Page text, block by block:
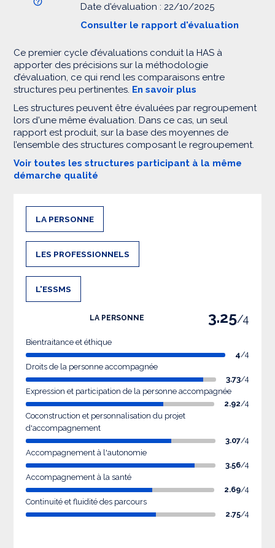
Date d'évaluation : 22/10/2025
Consulter le rapport d'évaluation
Ce premier cycle d’évaluations conduit la HAS à
apporter des précisions sur la méthodologie
d’évaluation, ce qui rend les comparaisons entre
structures peu pertinentes. En savoir plus
Les structures peuvent être évaluées par regroupement
lors d'une même évaluation. Dans ce cas, un seul
rapport est produit, sur la base des moyennes de
l’ensemble des structures composant le regroupement.
Voir toutes les structures participant à la même
démarche qualité
LA PERSONNE
LES PROFESSIONNELS
L'ESSMS
LA PERSONNE 3.25/4
Bientraitance et éthique
4/4
Droits de la personne accompagnée
3.73/4
Expression et participation de la personne accompagnée
2.92/4
Coconstruction et personnalisation du projet
d'accompagnement
3.07/4
Accompagnement à l'autonomie
3.56/4
Accompagnement à la santé
2.69/4
Continuité et fluidité des parcours
2.75/4